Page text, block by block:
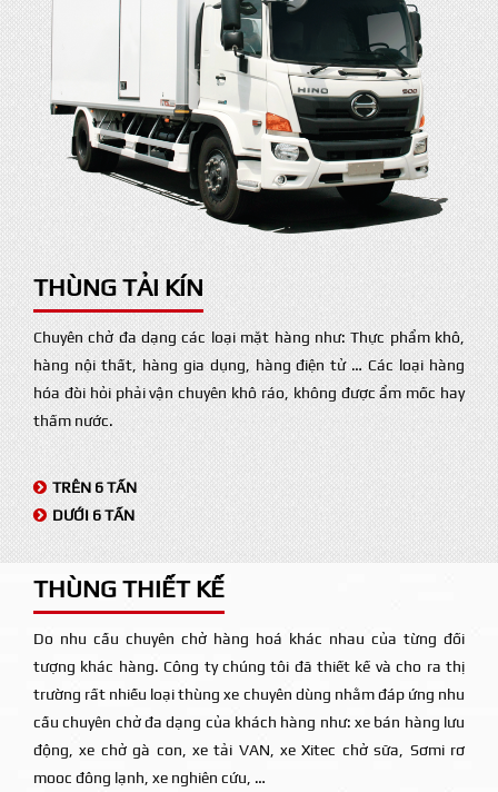
THÙNG TẢI KÍN
Chuyên chở đa dạng các loại mặt hàng như: Thực phẩm khô,
hàng nội thất, hàng gia dụng, hàng điện tử … Các loại hàng
hóa đòi hỏi phải vận chuyên khô ráo, không được ẩm mốc hay
thấm nước.
TRÊN 6 TẤN
DƯỚI 6 TẤN
THÙNG THIẾT KẾ
Do nhu cầu chuyên chở hàng hoá khác nhau của từng đối
tượng khác hàng. Công ty chúng tôi đã thiết kế và cho ra thị
trường rất nhiều loại thùng xe chuyên dùng nhằm đáp ứng nhu
cầu chuyên chở đa dạng của khách hàng như: xe bán hàng lưu
động, xe chở gà con, xe tải VAN, xe Xitec chở sữa, Sơmi rơ
mooc đông lạnh, xe nghiên cứu, …